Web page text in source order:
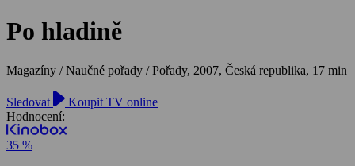
Po hladině
Magazíny / Naučné pořady / Pořady, 2007, Česká republika, 17 min
Sledovat
Koupit TV online
Hodnocení:
35 %